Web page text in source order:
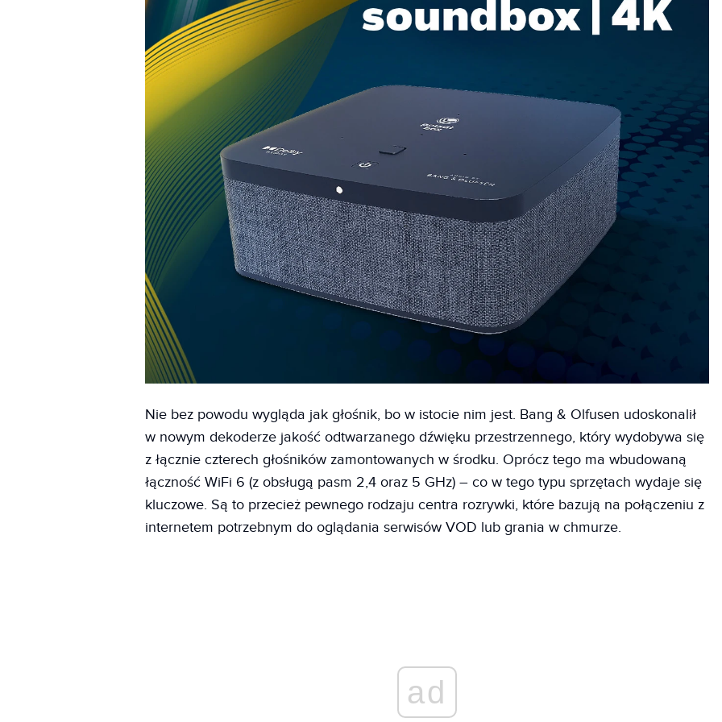
Nie bez powodu wygląda jak głośnik, bo w istocie nim jest. Bang & Olfusen udoskonalił
w nowym dekoderze jakość odtwarzanego dźwięku przestrzennego, który wydobywa się
z łącznie czterech głośników zamontowanych w środku. Oprócz tego ma wbudowaną
łączność WiFi 6 (z obsługą pasm 2,4 oraz 5 GHz) – co w tego typu sprzętach wydaje się
kluczowe. Są to przecież pewnego rodzaju centra rozrywki, które bazują na połączeniu z
internetem potrzebnym do oglądania serwisów VOD lub grania w chmurze.
ad